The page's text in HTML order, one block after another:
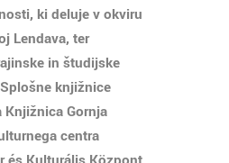
ki deluje v okviru
Lendava, ter
in študijske
knjižnice
Knjižnica Gornja
centra